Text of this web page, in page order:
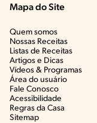
Mapa do Site
Quem somos
Nossas Receitas
Listas de Receitas​
Artigos e Dicas​
Vídeos & Programas​
Área do usuário
Fale Conosco
Acessibilidade
Regras da Casa
Sitemap